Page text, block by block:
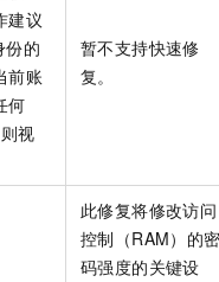
建议
份的
前账
何
视
暂不支持快速修
复。
此修复将修改访问
控制（RAM）的
码强度的关键设